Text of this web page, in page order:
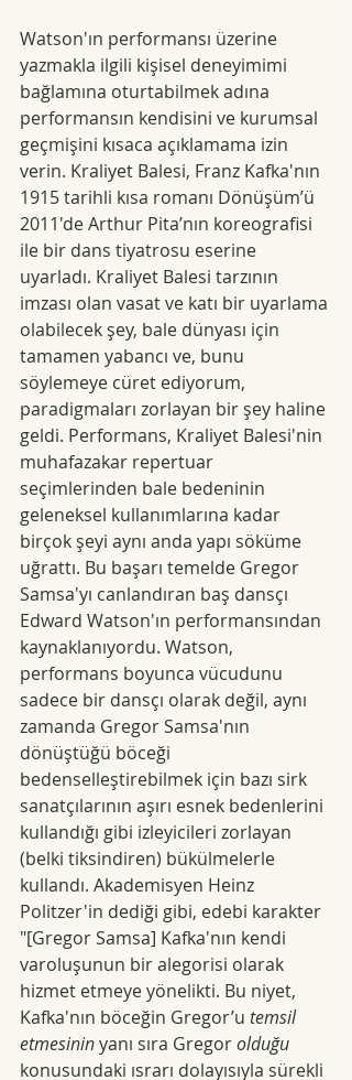
Watson'ın performansı üzerine
yazmakla ilgili kişisel deneyimimi
bağlamına oturtabilmek adına
performansın kendisini ve kurumsal
geçmişini kısaca açıklamama izin
verin. Kraliyet Balesi, Franz Kafka'nın
1915 tarihli kısa romanı Dönüşüm’ü
2011'de Arthur Pita’nın koreografisi
ile bir dans tiyatrosu eserine
uyarladı. Kraliyet Balesi tarzının
imzası olan vasat ve katı bir uyarlama
olabilecek şey, bale dünyası için
tamamen yabancı ve, bunu
söylemeye cüret ediyorum,
paradigmaları zorlayan bir şey haline
geldi. Performans, Kraliyet Balesi'nin
muhafazakar repertuar
seçimlerinden bale bedeninin
geleneksel kullanımlarına kadar
birçok şeyi aynı anda yapı söküme
uğrattı. Bu başarı temelde Gregor
Samsa'yı canlandıran baş dansçı
Edward Watson'ın performansından
kaynaklanıyordu. Watson,
performans boyunca vücudunu
sadece bir dansçı olarak değil, aynı
zamanda Gregor Samsa'nın
dönüştüğü böceği
bedenselleştirebilmek için bazı sirk
sanatçılarının aşırı esnek bedenlerini
kullandığı gibi izleyicileri zorlayan
(belki tiksindiren) bükülmelerle
kullandı. Akademisyen Heinz
Politzer'in dediği gibi, edebi karakter
"[Gregor Samsa] Kafka'nın kendi
varoluşunun bir alegorisi olarak
hizmet etmeye yönelikti. Bu niyet,
Kafka'nın böceğin Gregor’u temsil
etmesinin yanı sıra Gregor olduğu
konusundaki ısrarı dolayısıyla sürekli